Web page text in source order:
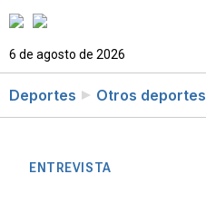
6 de agosto de 2026
Deportes Otros deportes
ENTREVISTA